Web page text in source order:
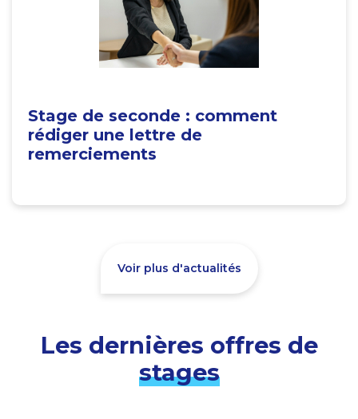
Stage de seconde : comment
rédiger une lettre de
remerciements
Voir plus d'actualités
Les dernières offres de
stages